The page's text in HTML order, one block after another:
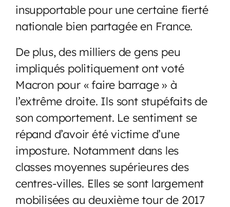
insupportable pour une certaine fierté
nationale bien partagée en France.
De plus, des milliers de gens peu
impliqués politiquement ont voté
Macron pour « faire barrage » à
l’extrême droite. Ils sont stupéfaits de
son comportement. Le sentiment se
répand d’avoir été victime d’une
imposture. Notamment dans les
classes moyennes supérieures des
centres-villes. Elles se sont largement
mobilisées au deuxième tour de 2017